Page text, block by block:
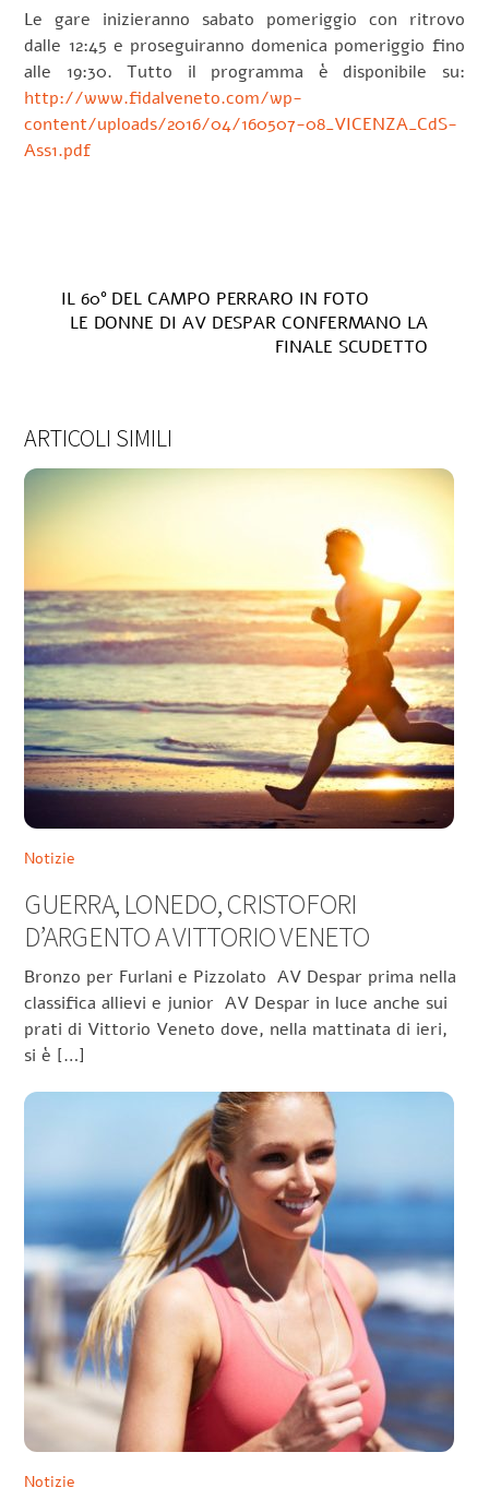
Le gare inizieranno sabato pomeriggio con ritrovo
dalle 12:45 e proseguiranno domenica pomeriggio fino
alle 19:30. Tutto il programma è disponibile su:
http://www.fidalveneto.com/wp-
content/uploads/2016/04/160507-08_VICENZA_CdS-
Ass1.pdf
IL 60° DEL CAMPO PERRARO IN FOTO
LE DONNE DI AV DESPAR CONFERMANO LA
FINALE SCUDETTO
ARTICOLI SIMILI
Notizie
GUERRA, LONEDO, CRISTOFORI
D’ARGENTO A VITTORIO VENETO
Bronzo per Furlani e Pizzolato AV Despar prima nella
classifica allievi e junior AV Despar in luce anche sui
prati di Vittorio Veneto dove, nella mattinata di ieri,
si è […]
Notizie